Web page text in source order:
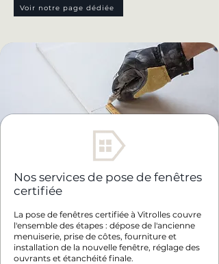
Voir notre page dédiée
Nos services de pose de fenêtres
certifiée
La pose de fenêtres certifiée à Vitrolles couvre
l'ensemble des étapes : dépose de l'ancienne
menuiserie, prise de côtes, fourniture et
installation de la nouvelle fenêtre, réglage des
ouvrants et étanchéité finale.